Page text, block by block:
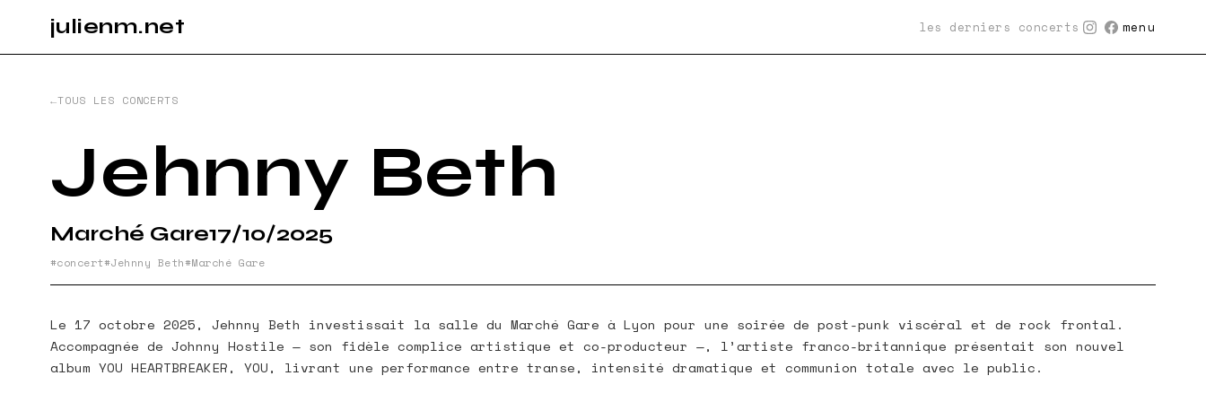
julienm.net les derniers concerts menu
CONCERT
GLASTONBURY
PAYSAGE
SPORT
TOUS LES CONCERTS
Jehnny Beth
Marché Gare17/10/2025
concert Jehnny Beth Marché Gare
Le 17 octobre 2025, Jehnny Beth investissait la salle du Marché Gare à Lyon pour une soirée de post-punk viscéral et de rock frontal.
Accompagnée de Johnny Hostile — son fidèle complice artistique et co-producteur —, l’artiste franco-britannique présentait son nouvel
album YOU HEARTBREAKER, YOU, livrant une performance entre transe, intensité dramatique et communion totale avec le public.